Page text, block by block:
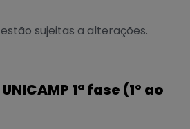
sujeitas a alterações.
1ª fase (1º ao